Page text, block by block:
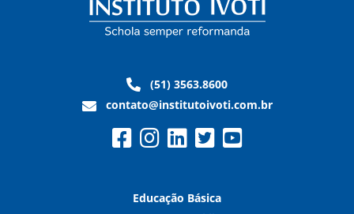
(51) 3563.8600
contato@institutoivoti.com.br
Educação Básica